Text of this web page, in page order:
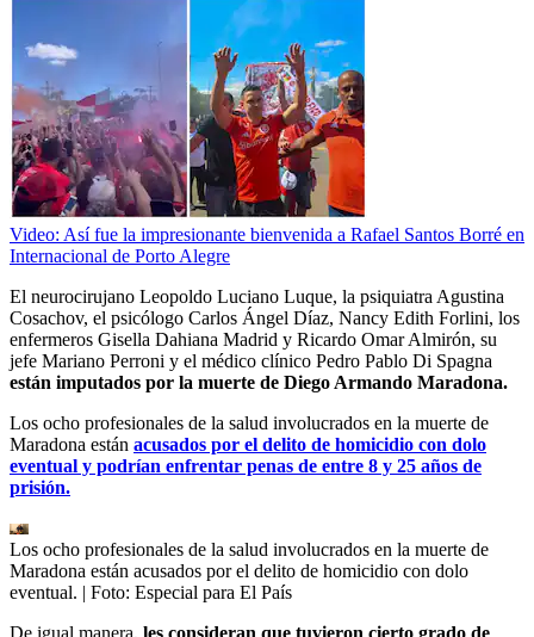
Video: Así fue la impresionante bienvenida a Rafael Santos Borré en
Internacional de Porto Alegre
El neurocirujano Leopoldo Luciano Luque, la psiquiatra Agustina
Cosachov, el psicólogo Carlos Ángel Díaz, Nancy Edith Forlini, los
enfermeros Gisella Dahiana Madrid y Ricardo Omar Almirón, su
jefe Mariano Perroni y el médico clínico Pedro Pablo Di Spagna
están imputados por la muerte de Diego Armando Maradona.
Los ocho profesionales de la salud involucrados en la muerte de
Maradona están acusados por el delito de homicidio con dolo
eventual y podrían enfrentar penas de entre 8 y 25 años de
prisión.
Los ocho profesionales de la salud involucrados en la muerte de
Maradona están acusados por el delito de homicidio con dolo
eventual. | Foto: Especial para El País
De igual manera, les consideran que tuvieron cierto grado de